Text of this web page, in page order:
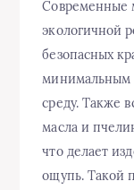
Современные
экологичной
безопасных
минимальным
среду. Также
масла и
что делает
ощупь. Такой